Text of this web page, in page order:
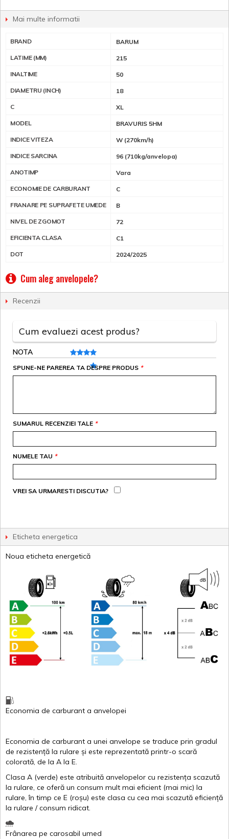
Mai multe informatii
BRAND BARUM
LATIME (MM) 215
INALTIME 50
DIAMETRU (INCH) 18
C XL
MODEL BRAVURIS 5HM
INDICE VITEZA W (270km/h)
INDICE SARCINA 96 (710kg/anvelopa)
ANOTIMP Vara
ECONOMIE DE CARBURANT C
FRANARE PE SUPRAFETE UMEDE B
NIVEL DE ZGOMOT 72
EFICIENTA CLASA C1
DOT 2024/2025
Cum aleg anvelopele?
Recenzii
Cum evaluezi acest produs?
NOTA
*
SPUNE-NE PAREREA TA DESPRE PRODUS
*
SUMARUL RECENZIEI TALE
*
NUMELE TAU
VREI SA URMARESTI DISCUTIA?
Eticheta energetica
Noua eticheta energetică
Economia de carburant a anvelopei
Economia de carburant a unei anvelope se traduce prin gradul
de rezistență la rulare și este reprezentată printr-o scară
colorată, de la A la E.
Clasa A (verde) este atribuită anvelopelor cu rezistența scazută
la rulare, ce oferă un consum mult mai eficient (mai mic) la
rulare,în timp ce E (roșu) este clasa cu cea mai scazută eficiență
la rulare /consum ridicat.
Frânarea pe carosabil umed